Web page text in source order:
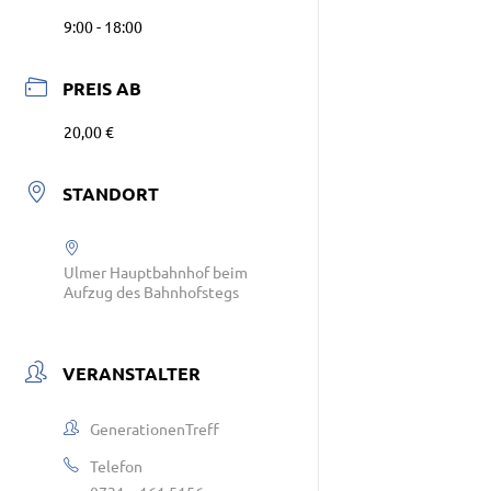
9:00 - 18:00
PREIS AB
20,00 €
STANDORT
Ulmer Hauptbahnhof beim
Aufzug des Bahnhofstegs
VERANSTALTER
GenerationenTreff
Telefon